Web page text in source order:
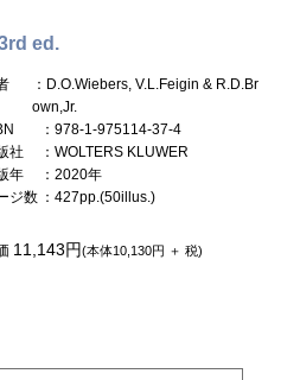
ed.
：D.O.Wiebers, V.L.Feigin & R.D.Br
own,Jr.
：978-1-975114-37-4
社
：WOLTERS KLUWER
年
：2020年
ジ数 ：427pp.(50illus.)
11,143円(本体10,130円 ＋ 税)